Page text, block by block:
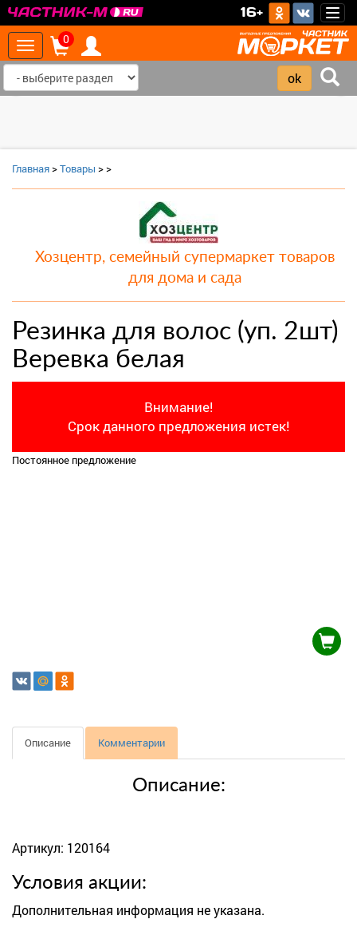
16+
Toggle
navigation
0
Главная>Товары >>
Хозцентр, семейный супермаркет товаров
для дома и сада
Резинка для волос (уп. 2шт)
Веревка белая
Внимание!
Срок данного предложения истек!
Постоянное предложение
Описание Комментарии
Описание:
Артикул: 120164
Условия акции:
Дополнительная информация не указана.
‹ ›